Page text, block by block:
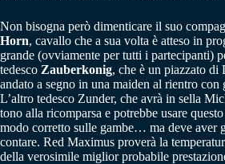
Non bisogna però dimenticare il suo
Horn, cavallo che a sua volta è atteso in
grande (ovviamente per tutti i partecipanti)
tedesco Zauberkonig, che è un piazzato di
andato a segno in una maiden al rientro
L’altro tedesco Zunder, che avrà in sella
tono alla ricomparsa e potrebbe usare
modo corretto sulle gambe… ma deve aver
contare. Red Maximus proverà la
della verosimile miglior probabile